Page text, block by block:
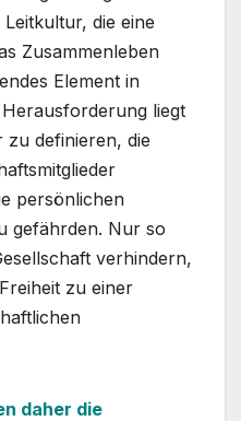
die eine
Zusammenleben
Element in
liegt
zu definieren, die
persönlichen
gefährden. Nur so
verhindern,
zu einer
daher die